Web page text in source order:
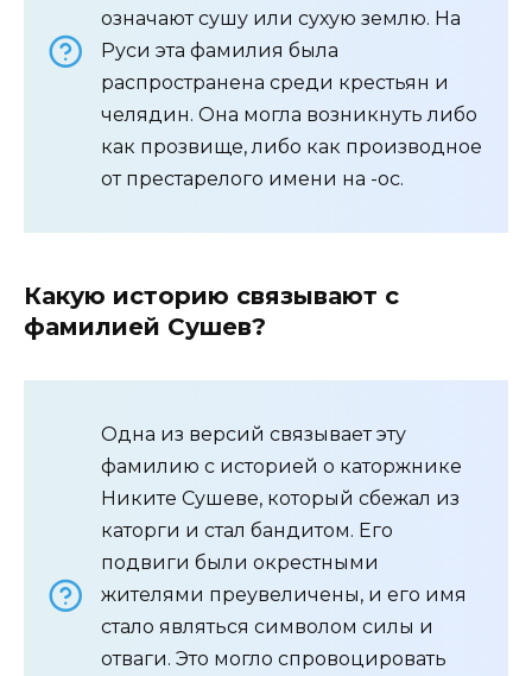
означают сушу или сухую землю. На
Руси эта фамилия была
распространена среди крестьян и
челядин. Она могла возникнуть либо
как прозвище, либо как производное
от престарелого имени на -ос.
Какую историю связывают с
фамилией Сушев?
Одна из версий связывает эту
фамилию с историей о каторжнике
Никите Сушеве, который сбежал из
каторги и стал бандитом. Его
подвиги были окрестными
жителями преувеличены, и его имя
стало являться символом силы и
отваги. Это могло спровоцировать